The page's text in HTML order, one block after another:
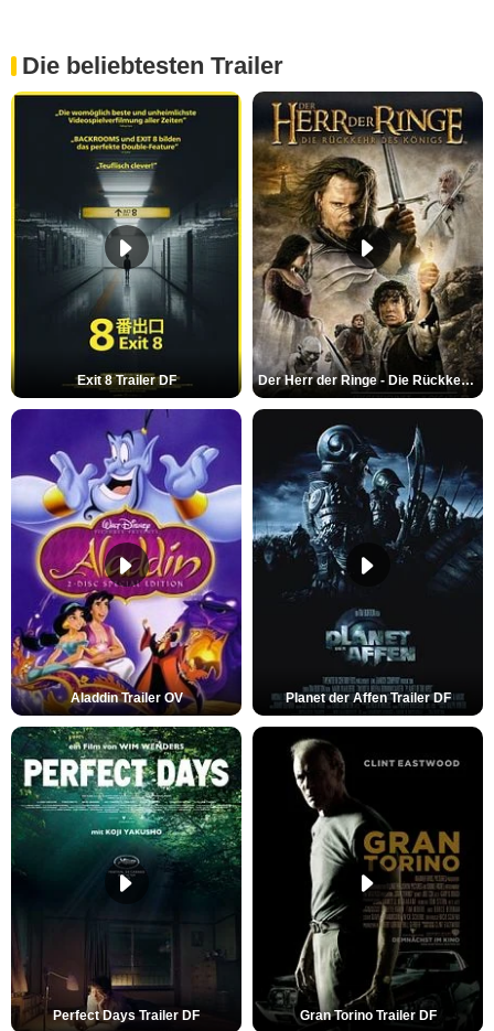
Die beliebtesten Trailer
Exit 8 Trailer DF Der Herr der Ringe - Die Rückkehr des Königs Trailer OV
Aladdin Trailer OV Planet der Affen Trailer DF
Perfect Days Trailer DF Gran Torino Trailer DF